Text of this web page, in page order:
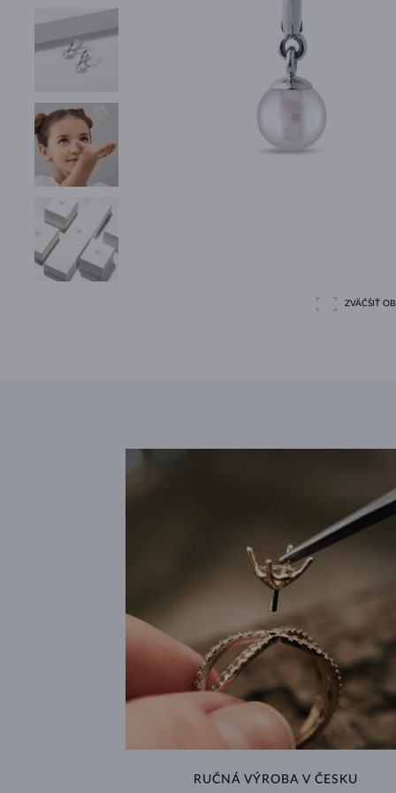
ZVÄČŠIŤ
RUČNÁ VÝROBA V ČESKU